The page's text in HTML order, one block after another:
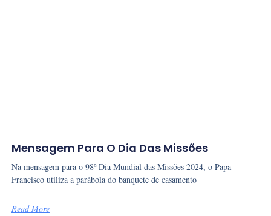
Mensagem Para O Dia Das Missões
Na mensagem para o 98º Dia Mundial das Missões 2024, o Papa
Francisco utiliza a parábola do banquete de casamento
Read More